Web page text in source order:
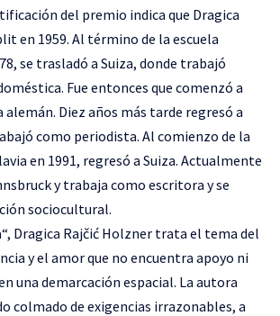
del premio indica que Dragica
en 1959. Al término de la escuela
se trasladó a Suiza, donde trabajó
Fue entonces que comenzó a
Diez años más tarde regresó a
como periodista. Al comienzo de la
en 1991, regresó a Suiza. Actualmente
y trabaja como escritora y se
sociocultural.
Dragica Rajčić Holzner trata el tema del
y el amor que no encuentra apoyo ni
una demarcación espacial. La autora
colmado de exigencias irrazonables, a